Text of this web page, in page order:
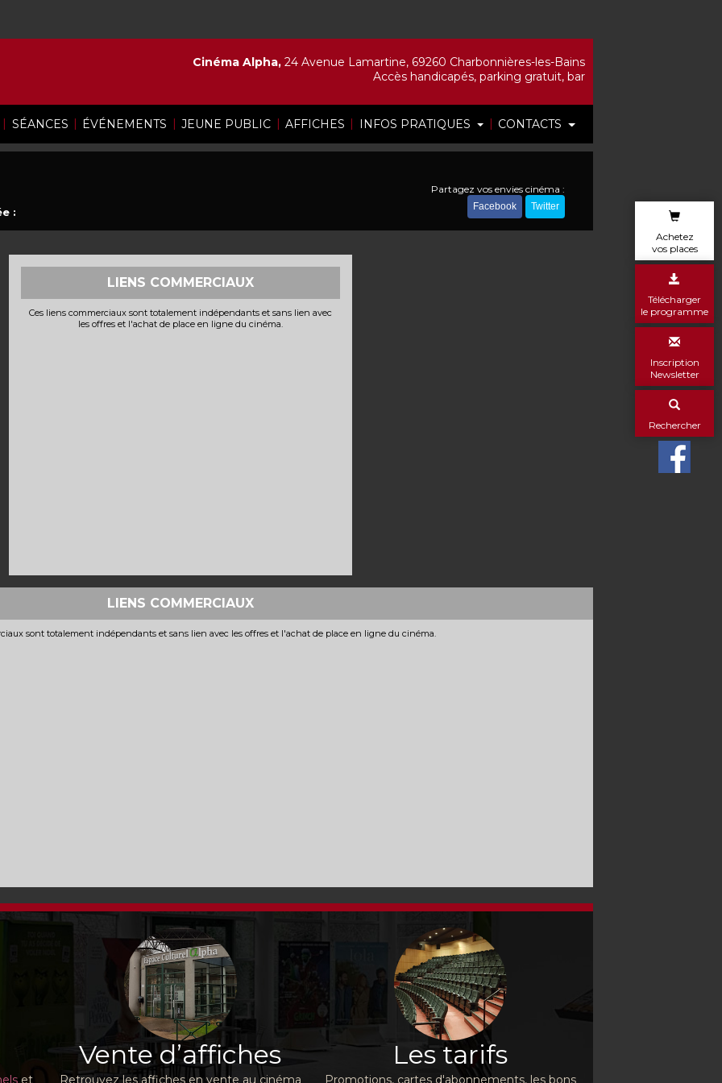
| SÉANCES | ÉVÉNEMENTS | JEUNE PUBLIC | AFFICHES | INFOS PRATIQUES | CONTACTS
Achetez
vos places
Télécharger
le programme
Inscription
Newsletter
Rechercher
Cinéma Alpha, 24 Avenue Lamartine, 69260 Charbonnières-les-Bains
Accès handicapés, parking gratuit, bar
:
Partagez vos envies cinéma :
Facebook Twitter
LIENS COMMERCIAUX
Ces liens commerciaux sont totalement indépendants et sans lien avec
les offres et l'achat de place en ligne du cinéma.
LIENS COMMERCIAUX
sont totalement indépendants et sans lien avec les offres et l'achat de place en ligne du cinéma.
et
Vente d’affiches
Retrouvez les affiches en vente au cinéma
Les tarifs
Promotions, cartes d'abonnements, les bons